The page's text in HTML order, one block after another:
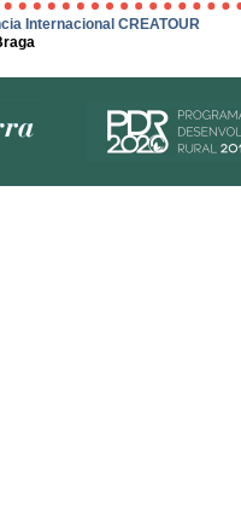
Internacional CREATOUR